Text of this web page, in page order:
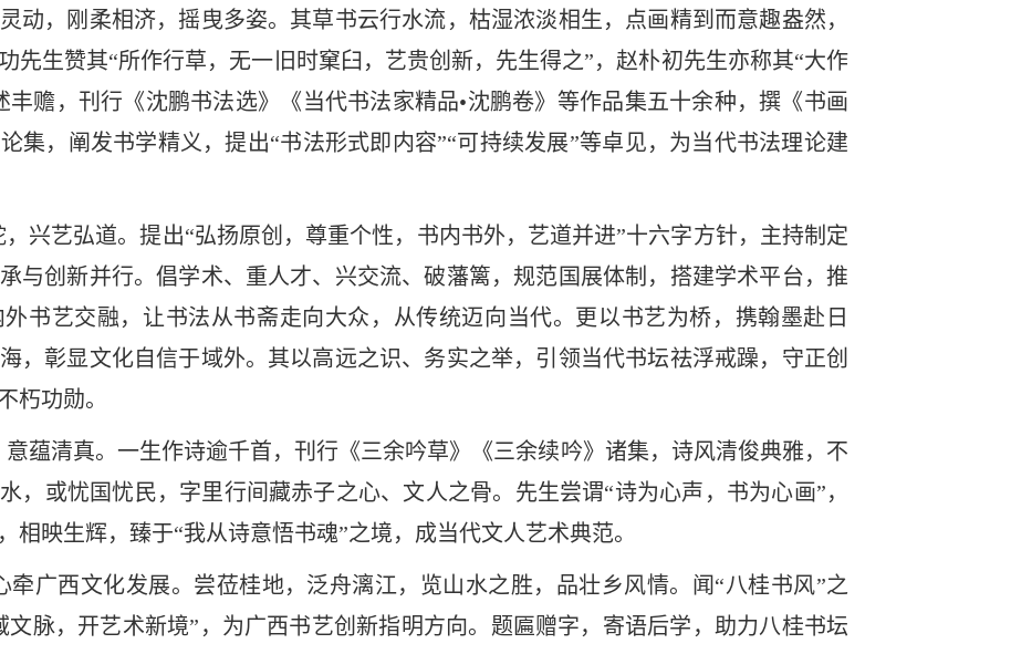
动，刚柔相济，摇曳多姿。其草书云行水流，枯湿浓淡相生，点画精到而意趣盎然，
先生赞其“所作行草，无一旧时窠臼，艺贵创新，先生得之”，赵朴初先生亦称其“大作
丰赡，刊行《沈鹏书法选》《当代书法家精品•沈鹏卷》等作品集五十余种，撰《书画
集，阐发书学精义，提出“书法形式即内容”“可持续发展”等卓见，为当代书法理论建
兴艺弘道。提出“弘扬原创，尊重个性，书内书外，艺道并进”十六字方针，主持制定
与创新并行。倡学术、重人才、兴交流、破藩篱，规范国展体制，搭建学术平台，推
书艺交融，让书法从书斋走向大众，从传统迈向当代。更以书艺为桥，携翰墨赴日
，彰显文化自信于域外。其以高远之识、务实之举，引领当代书坛祛浮戒躁，守正创
朽功勋。
蕴清真。一生作诗逾千首，刊行《三余吟草》《三余续吟》诸集，诗风清俊典雅，不
，或忧国忧民，字里行间藏赤子之心、文人之骨。先生尝谓“诗为心声，书为心画”，
相映生辉，臻于“我从诗意悟书魂”之境，成当代文人艺术典范。
牵广西文化发展。尝莅桂地，泛舟漓江，览山水之胜，品壮乡风情。闻“八桂书风”之
脉，开艺术新境”，为广西书艺创新指明方向。题匾赠字，寄语后学，助力八桂书坛